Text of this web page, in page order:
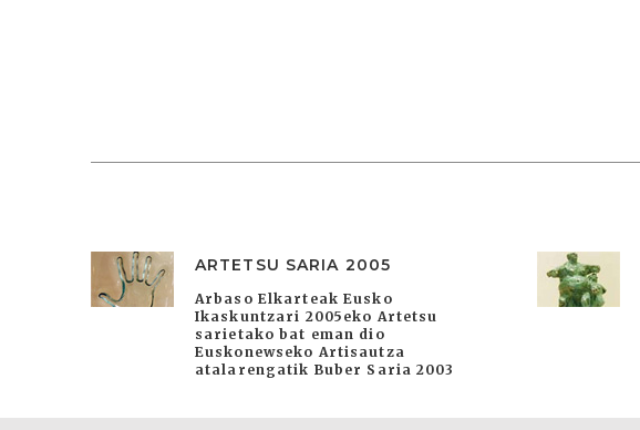
ARTETSU SARIA 2005
Arbaso Elkarteak Eusko
Ikaskuntzari 2005eko Artetsu
sarietako bat eman dio
Euskonewseko Artisautza
atalarengatik Buber Saria 2003